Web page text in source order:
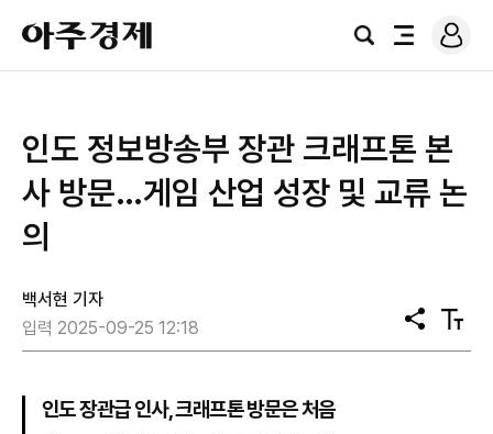
아
주
경
검
전
로
그
인도 정보방송부 장관 크래프톤 본
사 방문…게임 산업 성장 및 교류 논
의
백서현 기자
입력 2025-09-25 12:18
공
유
텍
스
인도 장관급 인사, 크래프톤 방문은 처음